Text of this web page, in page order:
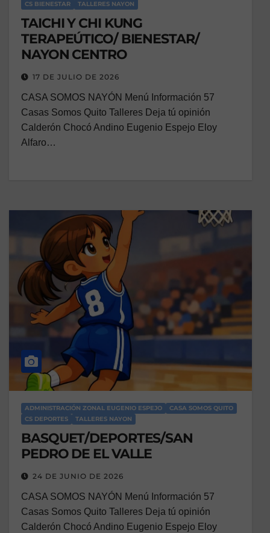
CS BIENESTAR
TALLERES NAYON
TAICHI Y CHI KUNG
TERAPEÚTICO/ BIENESTAR/
NAYON CENTRO
17 DE JULIO DE 2026
CASA SOMOS NAYÓN Menú Información 57
Casas Somos Quito Talleres Deja tú opinión
Calderón Chocó Andino Eugenio Espejo Eloy
Alfaro…
ADMINISTRACIÓN ZONAL EUGENIO ESPEJO
CASA SOMOS QUITO
CS DEPORTES
TALLERES NAYON
BASQUET/DEPORTES/SAN
PEDRO DE EL VALLE
24 DE JUNIO DE 2026
CASA SOMOS NAYÓN Menú Información 57
Casas Somos Quito Talleres Deja tú opinión
Calderón Chocó Andino Eugenio Espejo Eloy